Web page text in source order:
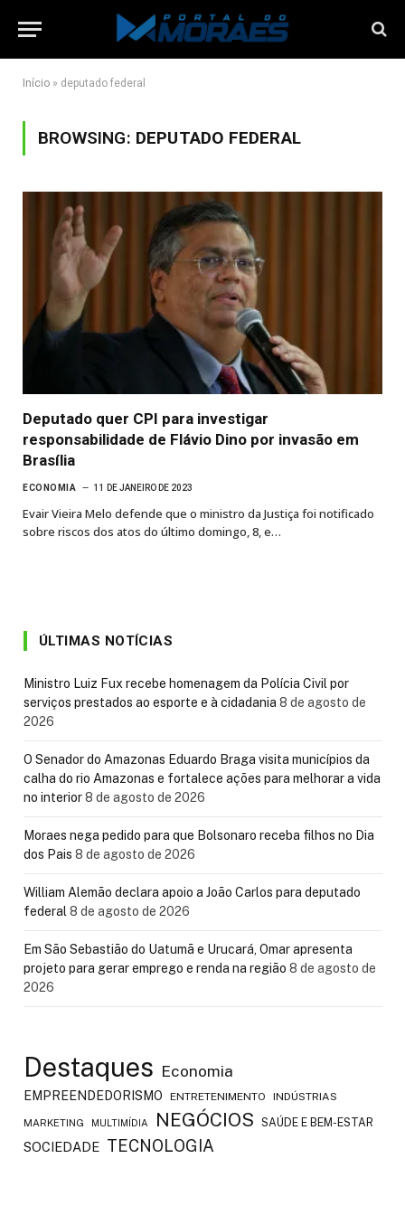
Início » deputado federal
BROWSING: DEPUTADO FEDERAL
Deputado quer CPI para investigar
responsabilidade de Flávio Dino por invasão em
Brasília
ECONOMIA 11 DE JANEIRO DE 2023
Evair Vieira Melo defende que o ministro da Justiça foi notificado
sobre riscos dos atos do último domingo, 8, e…
ÚLTIMAS NOTÍCIAS
Ministro Luiz Fux recebe homenagem da Polícia Civil por
serviços prestados ao esporte e à cidadania 8 de agosto de
2026
O Senador do Amazonas Eduardo Braga visita municípios da
calha do rio Amazonas e fortalece ações para melhorar a vida
no interior8 de agosto de 2026
Moraes nega pedido para que Bolsonaro receba filhos no Dia
dos Pais 8 de agosto de 2026
William Alemão declara apoio a João Carlos para deputado
federal 8 de agosto de 2026
Em São Sebastião do Uatumã e Urucará, Omar apresenta
projeto para gerar emprego e renda na região 8 de agosto de
2026
Destaques Economia
EMPREENDEDORISMO ENTRETENIMENTO INDÚSTRIAS
MARKETING MULTIMÍDIA NEGÓCIOS SAÚDE E BEM-ESTAR
SOCIEDADE TECNOLOGIA